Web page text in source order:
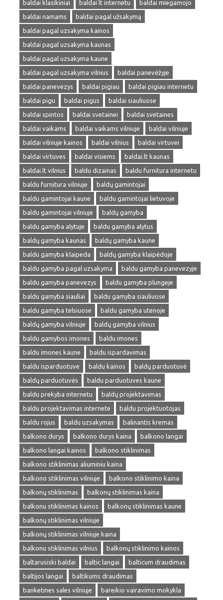
baldai klasikiniai baldai lt internetu
baldai miegamojo
baldai namams
baldai pagal užsakymą
baldai pagal uzsakyma kainos
baldai pagal uzsakyma kaunas
baldai pagal uzsakyma kaune
baldai pagal uzsakyma vilnius
baldai panevėžyje
baldai panevezys
baldai pigiau
baldai pigiau internetu
baldai pigu
baldai pigus
baldai siauliuose
baldai spintos
baldai svetainei
baldai svetaines
baldai vaikams
baldai vaikams vilniuje
baldai vilniuje
baldai vilniuje kainos
baldai vilnius
baldai virtuvei
baldai virtuves
baldai visiems
baldai.lt kaunas
baldai.lt vilnius
baldu dizainas
baldu furnitura internetu
baldu furnitura vilniuje
baldų gamintojai
baldu gamintojai kaune
baldu gamintojai lietuvoje
baldu gamintojai vilniuje
baldų gamyba
baldu gamyba alytuje
baldu gamyba alytus
baldų gamyba kaunas
baldų gamyba kaune
baldu gamyba klaipeda
baldų gamyba klaipėdoje
baldu gamyba pagal uzsakyma
baldu gamyba panevezyje
baldu gamyba panevezys
baldu gamyba plungeje
baldu gamyba siauliai
baldu gamyba siauliuose
baldu gamyba telsiuose
baldu gamyba utenoje
baldų gamyba vilniuje
baldų gamyba vilnius
baldu gamybos imones
baldu imones
baldu imones kaune
baldu ispardavimas
baldu isparduotuve
baldu kainos
baldų parduotuvė
baldų parduotuvės
baldu parduotuves kaune
baldu prekyba internetu
baldų projektavimas
baldu projektavimas internete
baldu projektuotojas
baldu rojus
baldu uzsakymas
balinantis kremas
balkono durys
balkono durys kaina
balkono langai
balkono langai kainos
balkono stiklinimas
balkono stiklinimas aliuminiu kaina
balkono stiklinimas vilniuje
balkono stiklinimo kaina
balkonų stiklinimas
balkonų stiklinimas kaina
balkonu stiklinimas kainos
balkonų stiklinimas kaune
balkonų stiklinimas vilniuje
balkonų stiklinimas vilniuje kaina
balkonu stiklinimas vilnius
balkonų stiklinimo kainos
baltarusiski baldai
baltic langai
balticum draudimas
baltijos langai
baltikums draudimas
banketines sales vilniuje
bareikio vairavimo mokykla